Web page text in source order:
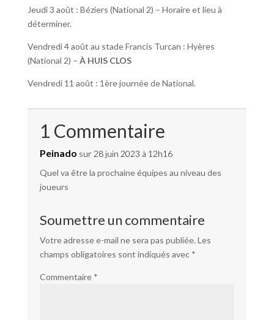
Jeudi 3 août : Béziers (National 2) – Horaire et lieu à
déterminer.
Vendredi 4 août au stade Francis Turcan : Hyères
(National 2) – À HUIS CLOS
Vendredi 11 août : 1ère journée de National.
1 Commentaire
Peinado sur 28 juin 2023 à 12h16
Quel va être la prochaine équipes au niveau des
joueurs
Soumettre un commentaire
Votre adresse e-mail ne sera pas publiée. Les
champs obligatoires sont indiqués avec *
Commentaire *